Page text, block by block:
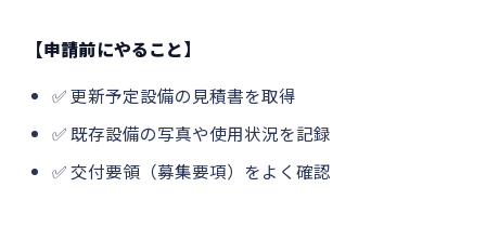
【申請前にやること】
✅ 更新予定設備の見積書を取得
✅ 既存設備の写真や使用状況を記録
✅ 交付要領（募集要項）をよく確認